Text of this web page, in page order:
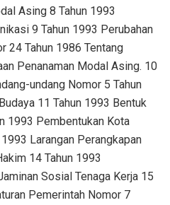
Asing 8 Tahun 1993
9 Tahun 1993 Perubahan
24 Tahun 1986 Tentang
Penanaman Modal Asing. 10
undang Nomor 5 Tahun
11 Tahun 1993 Bentuk
1993 Pembentukan Kota
Larangan Perangkapan
14 Tahun 1993
Sosial Tenaga Kerja 15
Pemerintah Nomor 7